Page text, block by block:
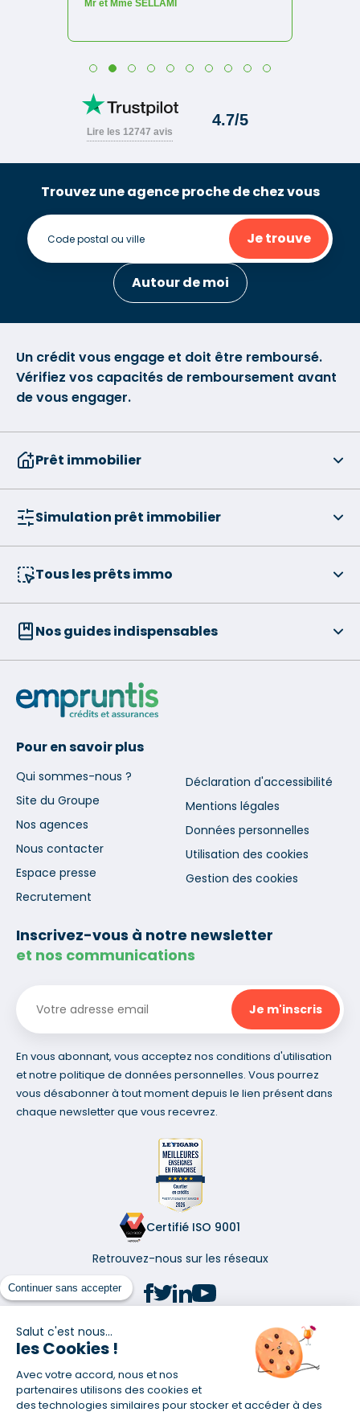
Continuer sans accepter
Salut c'est nous...
les Cookies !
Avec votre accord, nous et nos
partenaires utilisons des cookies et
des technologies similaires pour stocker et accéder à des
Trouvez une agence proche de chez vous
Je trouve
Autour de moi
Un crédit vous engage et doit être remboursé.
Vérifiez vos capacités de remboursement avant
de vous engager.
Prêt immobilier
Simulation prêt immobilier
Tous les prêts immo
Nos guides indispensables
Pour en savoir plus
Qui sommes-nous ?
Site du Groupe
Nos agences
Nous contacter
Espace presse
Recrutement
Déclaration d'accessibilité
Mentions légales
Données personnelles
Utilisation des cookies
Gestion des cookies
Inscrivez-vous à notre newsletter
et nos communications
En vous abonnant, vous acceptez nos conditions d'utilisation
et notre politique de données personnelles. Vous pourrez
vous désabonner à tout moment depuis le lien présent dans
chaque newsletter que vous recevrez.
Certifié ISO 9001
Retrouvez-nous sur les réseaux
(1) Taux fixe national hors assurance et selon votre profil
(2) Économie de 65 % pour l'assurance d'un prêt amortissable de 330
457,23 € à 0,90 % sur 19,5 ans, accordé à un salarié non cadre assuré à
100 % (décès, PTIA, IPP, ITT, IPP) âgé de 36 ans fumeur et une personne